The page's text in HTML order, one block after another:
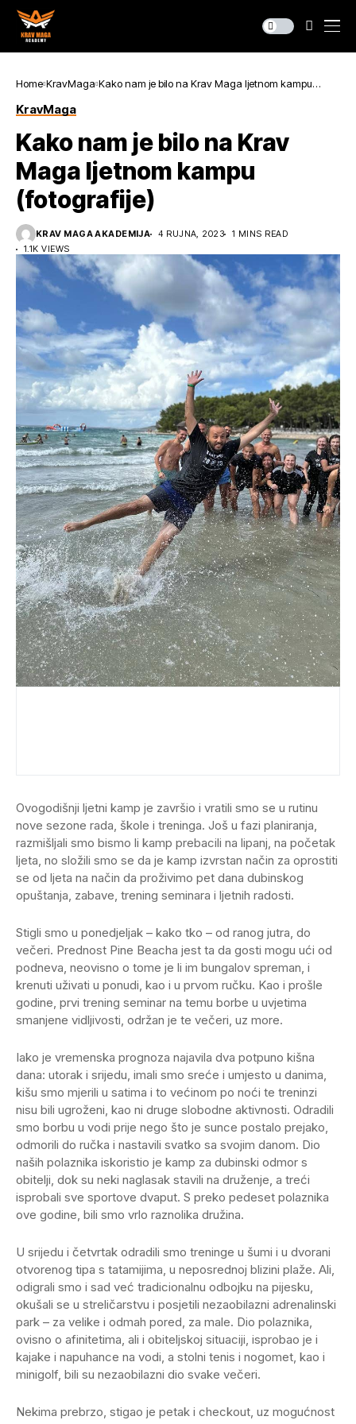
Home KravMaga Kako nam je bilo na Krav Maga ljetnom kampu
KravMaga
Kako nam je bilo na Krav
Maga ljetnom kampu
(fotografije)
KRAV MAGA AKADEMIJA 4 RUJNA, 2023
1 MINS READ
1.1K VIEWS
Ovogodišnji ljetni kamp je završio i vratili smo se u rutinu
nove sezone rada, škole i treninga. Još u fazi planiranja,
razmišljali smo bismo li kamp prebacili na lipanj, na početak
ljeta, no složili smo se da je kamp izvrstan način za oprostiti
se od ljeta na način da proživimo pet dana dubinskog
opuštanja, zabave, trening seminara i ljetnih radosti.
Stigli smo u ponedjeljak – kako tko – od ranog jutra, do
večeri. Prednost Pine Beacha jest ta da gosti mogu ući od
podneva, neovisno o tome je li im bungalov spreman, i
krenuti uživati u ponudi, kao i u prvom ručku. Kao i prošle
godine, prvi trening seminar na temu borbe u uvjetima
smanjene vidljivosti, održan je te večeri, uz more.
Iako je vremenska prognoza najavila dva potpuno kišna
dana: utorak i srijedu, imali smo sreće i umjesto u danima,
kišu smo mjerili u satima i to većinom po noći te treninzi
nisu bili ugroženi, kao ni druge slobodne aktivnosti. Odradili
smo borbu u vodi prije nego što je sunce postalo prejako,
odmorili do ručka i nastavili svatko sa svojim danom. Dio
naših polaznika iskoristio je kamp za dubinski odmor s
obitelji, dok su neki naglasak stavili na druženje, a treći
isprobali sve sportove dvaput. S preko pedeset polaznika
ove godine, bili smo vrlo raznolika družina.
U srijedu i četvrtak odradili smo treninge u šumi i u dvorani
otvorenog tipa s tatamijima, u neposrednoj blizini plaže. Ali,
odigrali smo i sad već tradicionalnu odbojku na pijesku,
okušali se u streličarstvu i posjetili nezaobilazni adrenalinski
park – za velike i odmah pored, za male. Dio polaznika,
ovisno o afinitetima, ali i obiteljskoj situaciji, isprobao je i
kajake i napuhance na vodi, a stolni tenis i nogomet, kao i
minigolf, bili su nezaobilazni dio svake večeri.
Nekima prebrzo, stigao je petak i checkout, uz mogućnost